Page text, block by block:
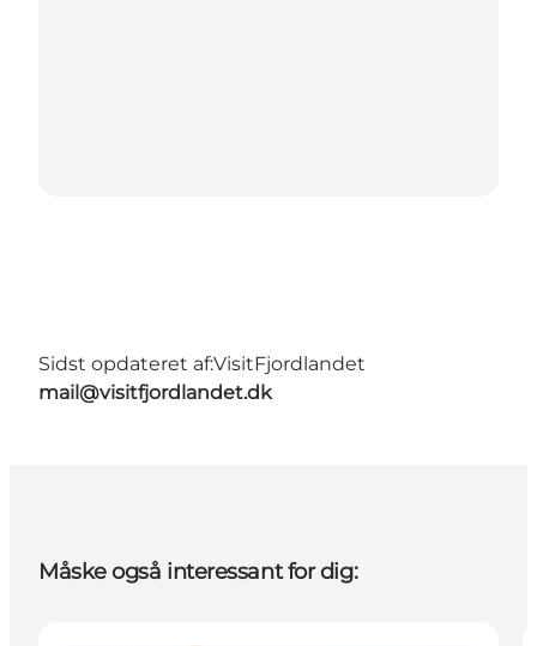
Sidst opdateret af:VisitFjordlandet
mail@visitfjordlandet.dk
Måske også interessant for dig: